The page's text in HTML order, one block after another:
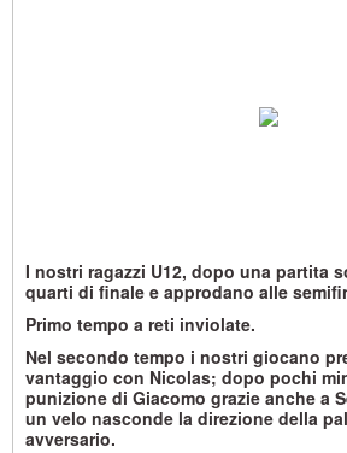
I nostri ragazzi U12, dopo una partita
quarti di finale e approdano alle
Primo tempo a reti inviolate.
Nel secondo tempo i nostri giocano
vantaggio con Nicolas; dopo pochi
punizione di Giacomo grazie anche a
un velo nasconde la direzione della
avversario.